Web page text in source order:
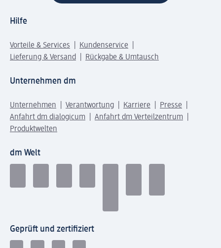
Hilfe
Vorteile & Services
Kundenservice
Lieferung & Versand
Rückgabe & Umtausch
Unternehmen dm
Unternehmen Verantwortung Karriere
Presse
Anfahrt dm dialogicum
Anfahrt dm Verteilzentrum
Produktwelten
dm Welt
Geprüft und zertifiziert